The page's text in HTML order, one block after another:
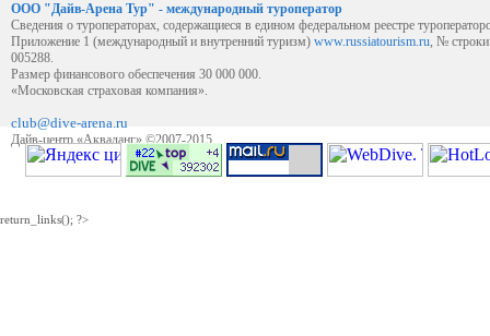
ООО "Дайв-Арена Тур" - международный туроператор
Сведения о туроператорах, содержащиеся в едином федеральном реестре
Приложение 1 (международный и внутренний туризм) www.russiatourism.ru, №
005288.
Размер финансового обеспечения 30 000 000.
«Московская страховая компания».
club@dive-arena.ru
Дайв-центр «Акваланг» ©2007-2015
return_links(); ?>